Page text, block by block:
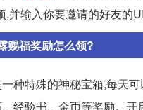
,并输入你要邀请的好友的
赐福奖励怎么领?
种特殊的神秘宝箱,每天
经验书、金币等奖励。开